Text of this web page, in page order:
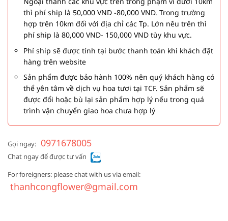
thì phí ship là 50,000 VND -80,000 VND. Trong trường
hợp trên 10km đối với địa chỉ các Tp. Lớn nêu trên thì
phí ship là 80,000 VND- 150,000 VND tùy khu vực.
Phí ship sẽ được tính tại bước thanh toán khi khách đặt
hàng trên website
Sản phẩm được bảo hành 100% nên quý khách hàng có
thể yên tâm về dịch vụ hoa tươi tại TCF. Sản phẩm sẽ
được đổi hoặc bù lại sản phẩm hợp lý nếu trong quá
trình vận chuyển giao hoa chưa hợp lý
Gọi ngay: 0971678005
Chat ngay để được tư vấn
For foreigners: please chat with us via email:
thanhcongflower@gmail.com